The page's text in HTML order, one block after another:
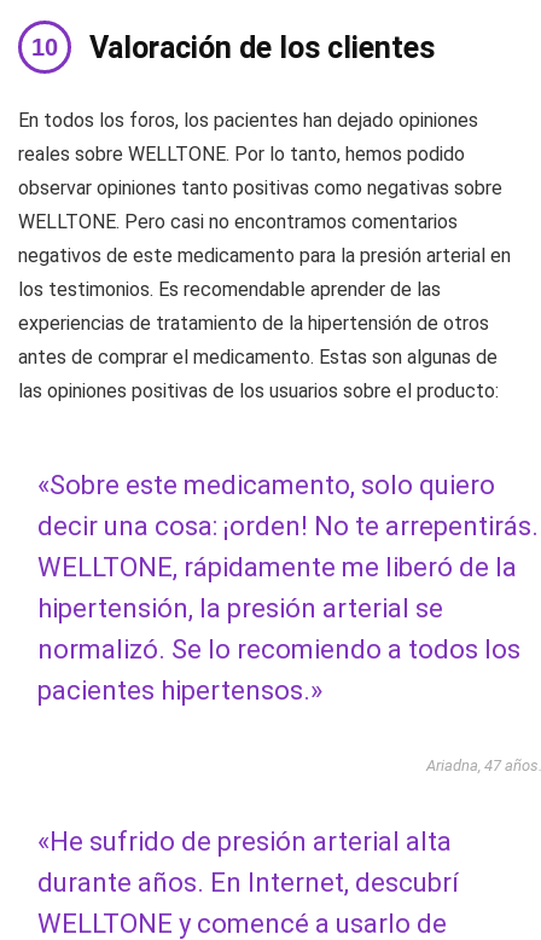
Valoración de los clientes
En todos los foros, los pacientes han dejado opiniones
reales sobre WELLTONE. Por lo tanto, hemos podido
observar opiniones tanto positivas como negativas sobre
WELLTONE. Pero casi no encontramos comentarios
negativos de este medicamento para la presión arterial en
los testimonios. Es recomendable aprender de las
experiencias de tratamiento de la hipertensión de otros
antes de comprar el medicamento. Estas son algunas de
las opiniones positivas de los usuarios sobre el producto:
«Sobre este medicamento, solo quiero
decir una cosa: ¡orden! No te arrepentirás.
WELLTONE, rápidamente me liberó de la
hipertensión, la presión arterial se
normalizó. Se lo recomiendo a todos los
pacientes hipertensos.»
Ariadna, 47 años.
«He sufrido de presión arterial alta
durante años. En Internet, descubrí
WELLTONE y comencé a usarlo de